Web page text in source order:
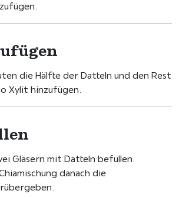
die Hälfte der Datteln und den Rest
Xylit hinzufügen.
Gläsern mit Datteln befüllen.
danach die